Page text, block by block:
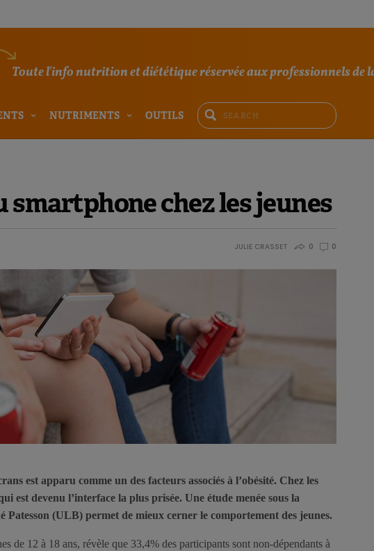
Toute l'info nutrition et diététique réservée aux professionnels de
NUTRIMENTS OUTILS
smartphone chez les jeunes
JULIE CRASSET 0 0
est apparu comme un des facteurs associés à l’obésité. Chez les
est devenu l’interface la plus prisée. Une étude menée sous la
Patesson (ULB) permet de mieux cerner le comportement des jeunes.
de 12 à 18 ans, révèle que 33,4% des participants sont non-dépendants à